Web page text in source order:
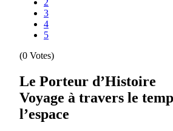
3
4
5
(0 Votes)
Le Porteur d’Histoire
Voyage à travers le
l’espace